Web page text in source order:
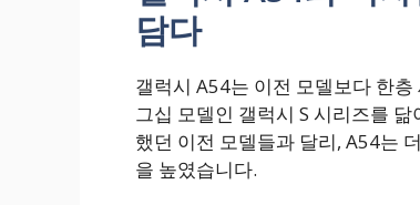
담다
갤럭시 A54는 이전 모델보다 한
그십 모델인 갤럭시 S 시리즈를
했던 이전 모델들과 달리, A54는
을 높였습니다.